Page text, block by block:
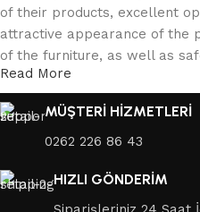
of their products, excellent
attractive appearance of the
of the furniture, as well as
Read More
MÜŞTERİ HİZMETLERİ
0262 226 86 43
HIZLI GÖNDERİM